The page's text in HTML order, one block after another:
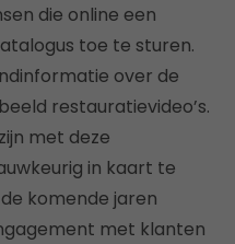
die online een
toe te sturen.
over de
restauratievideo’s.
met deze
in kaart te
komende jaren
met klanten